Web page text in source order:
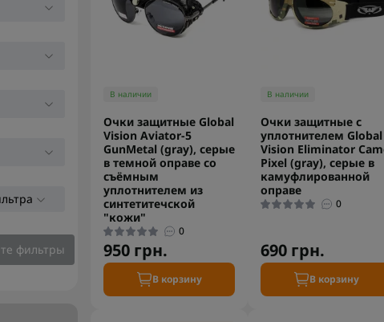
фильтры
В наличии
Очки защитные Global
Vision Aviator-5
GunMetal (gray), серые
в темной оправе со
съёмным
уплотнителем из
синтетитечской
"кожи"
0
950 грн.
В корзину
В наличии
Очки защитные с
уплотнителем Global
Vision Eliminator
Pixel (gray), серые в
камуфлированной
оправе
0
690 грн.
В корзину